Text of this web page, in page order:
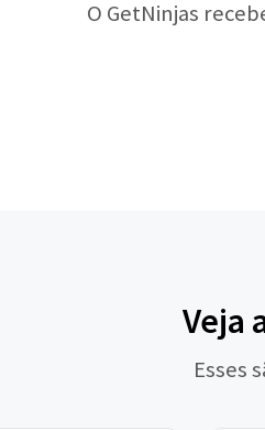
O GetNinjas
Veja
Esses